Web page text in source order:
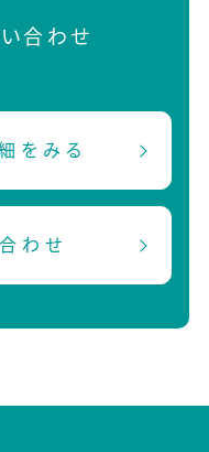
合わせ
をみる
わせ